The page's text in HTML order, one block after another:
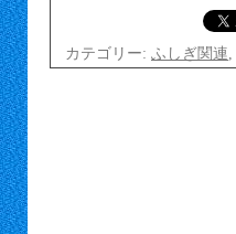
カテゴリー: ふしぎ関連